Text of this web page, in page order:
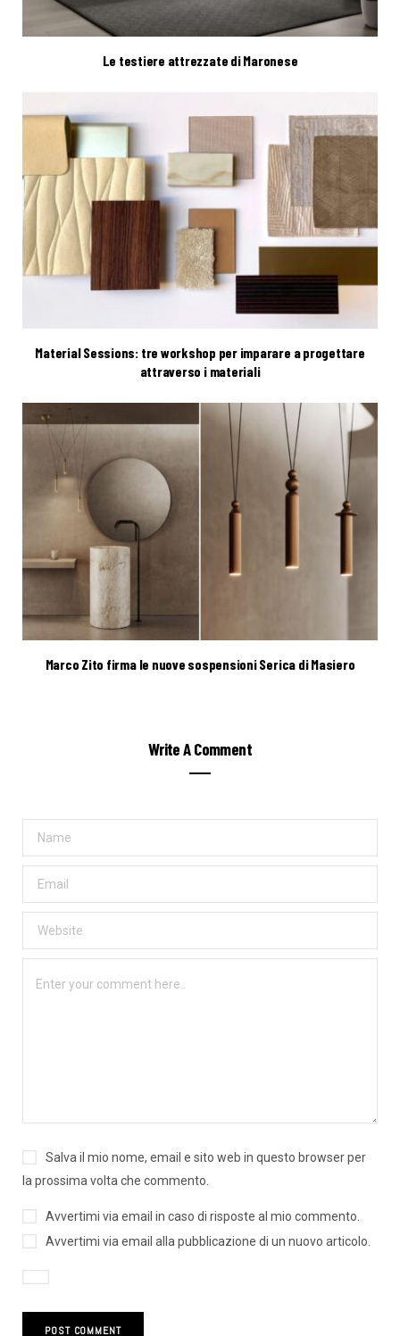
Le testiere attrezzate di Maronese
Material Sessions: tre workshop per imparare a progettare
attraverso i materiali
Marco Zito firma le nuove sospensioni Serica di Masiero
Write A Comment
Salva il mio nome, email e sito web in questo browser per
la prossima volta che commento.
Avvertimi via email in caso di risposte al mio commento.
Avvertimi via email alla pubblicazione di un nuovo articolo.